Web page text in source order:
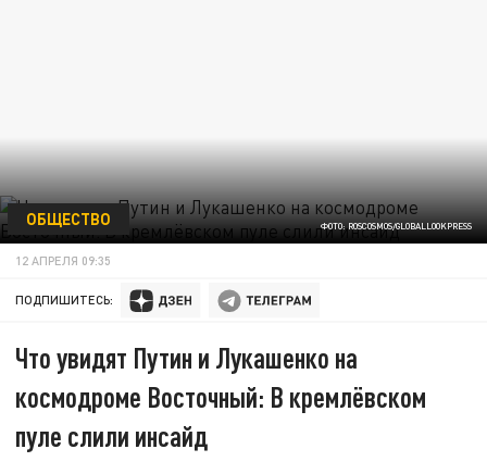
ФОТО: ROSCOSMOS/GLOBALLOOKPRESS
ОБЩЕСТВО
12 АПРЕЛЯ 09:35
ПОДПИШИТЕСЬ:
Что увидят Путин и Лукашенко на
космодроме Восточный: В кремлёвском
пуле слили инсайд